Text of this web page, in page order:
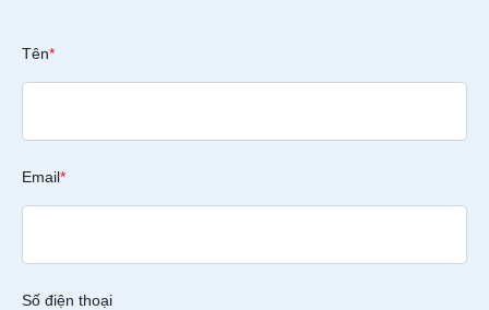
Tên*
Email*
Số điện thoại